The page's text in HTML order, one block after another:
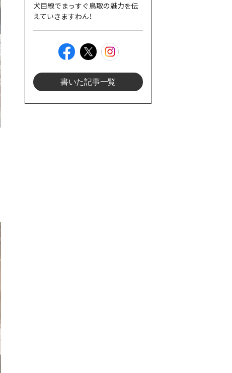
犬目線でまっすぐ鳥取の魅力を伝
えていきますわん！
書いた記事一覧